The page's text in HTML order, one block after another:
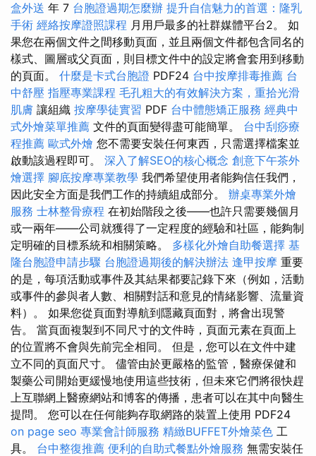
盒外送 年 7 台胞證過期怎麼辦 提升自信魅力的首選：隆乳
手術 經絡按摩證照課程 月用戶最多的社群媒體平台2。 如
果您在兩個文件之間移動頁面，並且兩個文件都包含同名的
樣式、圖層或父頁面，則目標文件中的設定將會套用到移動
的頁面。 什麼是卡式台胞證 PDF24 台中按摩排毒推薦 台
中舒壓 指壓專業課程 毛孔粗大的有效解決方案，重拾光滑
肌膚 讓組織 按摩學徒實習 PDF 台中體態矯正服務 經典中
式外燴菜單推薦 文件的頁面變得盡可能簡單。 台中刮痧療
程推薦 歐式外燴 您不需要安裝任何東西，只需選擇檔案並
啟動該過程即可。 深入了解SEO的核心概念 創意下午茶外
燴選擇 腳底按摩專業教學 我們希望使用者能夠信任我們，
因此安全方面是我們工作的持續組成部分。 辦桌專業外燴
服務 士林整骨療程 在初始階段之後——也許只需要幾個月
或一兩年——公司就獲得了一定程度的經驗和社區，能夠制
定明確的目標系統和相關策略。 多樣化外燴自助餐選擇 基
隆台胞證申請步驟 台胞證過期後的解決辦法 逢甲按摩 重要
的是，每項活動或事件及其結果都要記錄下來（例如，活動
或事件的參與者人數、相關對話和意見的情緒影響、流量資
料）。 如果您從頁面對導航到隱藏頁面對，將會出現警
告。 當頁面複製到不同尺寸的文件時，頁面元素在頁面上
的位置將不會與先前完全相同。 但是，您可以在文件中建
立不同的頁面尺寸。 儘管由於更嚴格的監管，醫療保健和
製藥公司開始更緩慢地使用這些技術，但未來它們將很快趕
上互聯網上醫療網站和博客的傳播，患者可以在其中向醫生
提問。 您可以在任何能夠存取網路的裝置上使用 PDF24
on page seo 專業會計師服務 精緻BUFFET外燴菜色 工
具。 台中整復推薦 便利的自助式餐點外燴服務 無需安裝任